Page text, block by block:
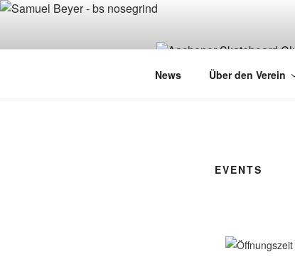
Zum
News Über den Verein
EVENTS